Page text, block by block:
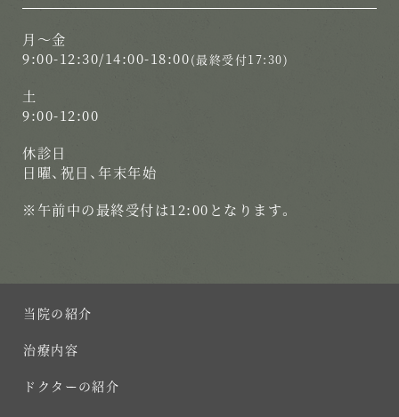
月〜金
9:00-12:30/14:00-18:00(最終受付17:30)
土
9:00-12:00
休診日
日曜、祝日、年末年始
※午前中の最終受付は12:00となります。
当院の紹介
治療内容
ドクターの紹介